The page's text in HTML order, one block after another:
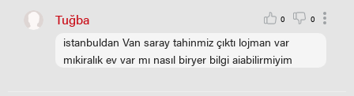
Tuğba 0 0
istanbuldan Van saray tahinmiz çıktı lojman var
mıkiralık ev var mı nasıl biryer bilgi aiabilirmiyim